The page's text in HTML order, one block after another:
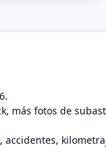
más fotos de